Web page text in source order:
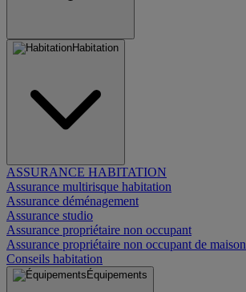
Habitation
ASSURANCE HABITATION
Assurance multirisque habitation
Assurance déménagement
Assurance studio
Assurance propriétaire non occupant
Assurance propriétaire non occupant de maison
Conseils habitation
Équipements